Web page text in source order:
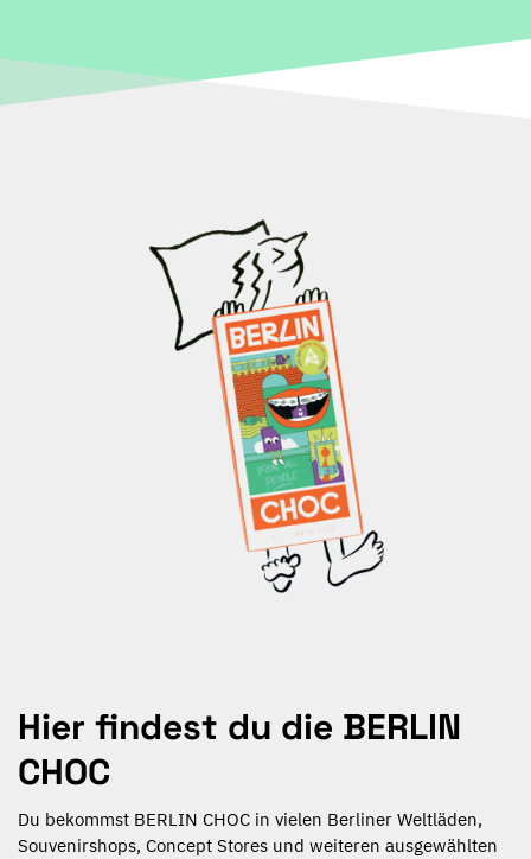
Hier findest du die BERLIN
CHOC
Du bekommst BERLIN CHOC in vielen Berliner Weltläden,
Souvenirshops, Concept Stores und weiteren ausgewählten